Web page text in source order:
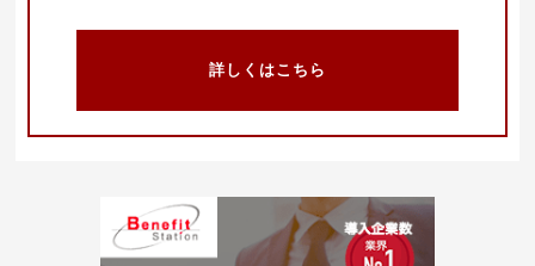
詳しくはこちら